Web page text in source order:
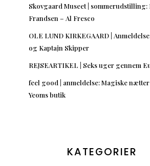
Skovgaard Museet | sommerudstilling:
Frandsen – Al Fresco
OLE LUND KIRKEGAARD |
og Kaptajn Skipper
REJSEARTIKEL | Seks uger gennem
feel good | anmeldelse: Magiske
Yeoms butik
KATEGORIER